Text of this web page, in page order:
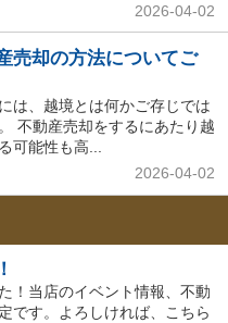
2026-04-02
売却の方法についてご
は、越境とは何かご存じでは
不動産売却をするにあたり越
可能性も高...
2026-04-02
！当店のイベント情報、不動
です。よろしければ、こちら